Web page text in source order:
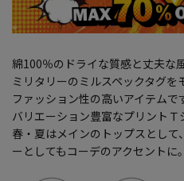
綿100％のドライな質感と丈夫な
ミリタリーのミルスペックタグ
ファッション性の高いアイテムで
バリエーション豊富なプリントＴ
春・夏はメインのトップスとし
ーとしてもコーデのアクセントに。